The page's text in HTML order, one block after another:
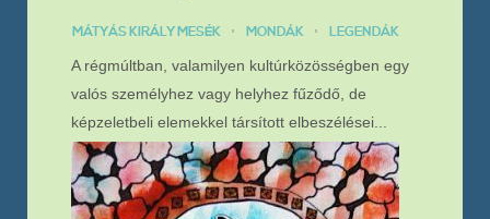
MÁTYÁS KIRÁLY MESÉK MONDÁK LEGENDÁK
A régmúltban, valamilyen kultúrközösségben egy
valós személyhez vagy helyhez fűződő, de
képzeletbeli elemekkel társított elbeszélései...